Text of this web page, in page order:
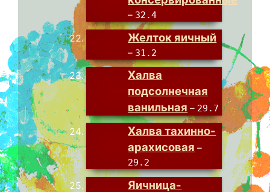
– 32.4
Желток яичный
– 31.2
Халва
подсолнечная
ванильная – 29.7
Халва тахинно-
арахисовая –
29.2
Яичница-